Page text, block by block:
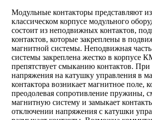
Модульные контакторы представляют из
классическом корпусе модульного
состоит из неподвижных контактов,
контактов, которые закреплены в
магнитной системы. Неподвижная
системы закреплена жестко в корпусе
препятствует смыканию контактов. При
напряжения на катушку управления в
контактора возникает магнитное поле,
преодолевая сопротивление пружины,
магнитную систему и замыкает
отключении напряжения с катушки